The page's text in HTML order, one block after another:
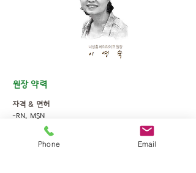
원장 약력
자격 & 면허
-RN, MSN
-노인 전문 간호사
-가정 전문 간호사
Phone Email